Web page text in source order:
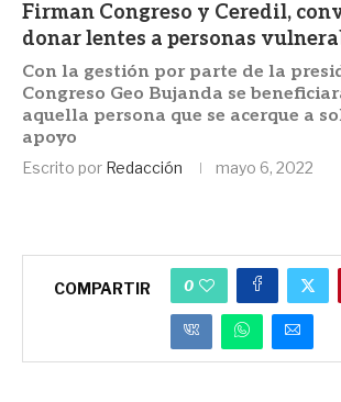
Firman Congreso y Ceredil,
donar lentes a personas
Con la gestión por parte de la
Congreso Geo Bujanda se
aquella persona que se acerque a
apoyo
Escrito por Redacción mayo 6, 2022
COMPARTIR 0